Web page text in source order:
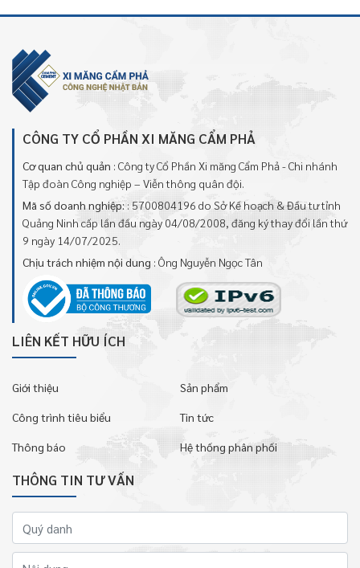
CÔNG TY CỔ PHẦN XI MĂNG CẨM PHẢ
Cơ quan chủ quản : Công ty Cổ Phần Xi măng Cẩm Phả - Chi nhánh
Tập đoàn Công nghiệp – Viễn thông quân đội.
Mã số doanh nghiệp: : 5700804196 do Sở Kế hoạch & Đầu tư tỉnh
Quảng Ninh cấp lần đầu ngày 04/08/2008, đăng ký thay đổi lần thứ
9 ngày 14/07/2025.
Chịu trách nhiệm nội dung : Ông Nguyễn Ngọc Tân
LIÊN KẾT HỮU ÍCH
Giới thiệu Sản phẩm
Công trình tiêu biểu Tin tức
Thông báo Hệ thống phân phối
THÔNG TIN TƯ VẤN